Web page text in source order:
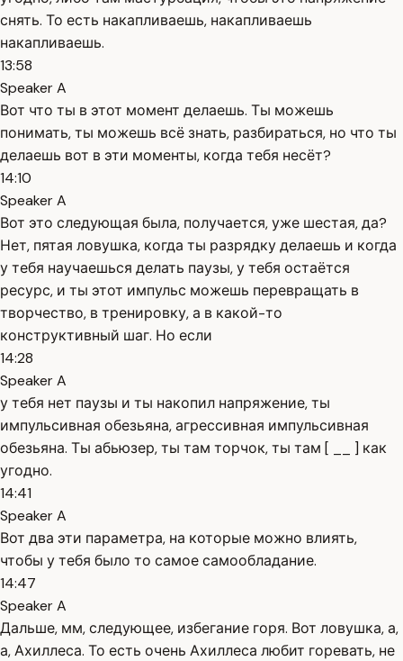
снять. То есть накапливаешь, накапливаешь
накапливаешь.
13:58
Speaker A
Вот что ты в этот момент делаешь. Ты можешь
понимать, ты можешь всё знать, разбираться, но что ты
делаешь вот в эти моменты, когда тебя несёт?
14:10
Speaker A
Вот это следующая была, получается, уже шестая, да?
Нет, пятая ловушка, когда ты разрядку делаешь и когда
у тебя научаешься делать паузы, у тебя остаётся
ресурс, и ты этот импульс можешь перевращать в
творчество, в тренировку, а в какой-то
конструктивный шаг. Но если
14:28
Speaker A
у тебя нет паузы и ты накопил напряжение, ты
импульсивная обезьяна, агрессивная импульсивная
обезьяна. Ты абьюзер, ты там торчок, ты там [ __ ] как
угодно.
14:41
Speaker A
Вот два эти параметра, на которые можно влиять,
чтобы у тебя было то самое самообладание.
14:47
Speaker A
Дальше, мм, следующее, избегание горя. Вот ловушка, а,
а, Ахиллеса. То есть очень Ахиллеса любит горевать, не